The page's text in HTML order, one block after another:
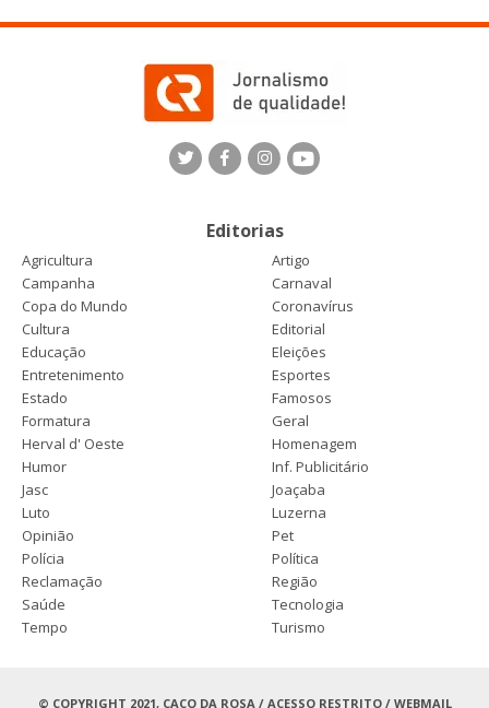
Editorias
Agricultura
Artigo
Campanha
Carnaval
Copa do Mundo
Coronavírus
Cultura
Editorial
Educação
Eleições
Entretenimento
Esportes
Estado
Famosos
Formatura
Geral
Herval d' Oeste
Homenagem
Humor
Inf. Publicitário
Jasc
Joaçaba
Luto
Luzerna
Opinião
Pet
Polícia
Política
Reclamação
Região
Saúde
Tecnologia
Tempo
Turismo
© COPYRIGHT 2021, CACO DA ROSA / ACESSO RESTRITO/ WEBMAIL